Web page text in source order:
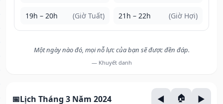
19h – 20h (Giờ Tuất) 21h – 22h (Giờ Hợi)
Một ngày nào đó, mọi nỗ lực của bạn sẽ được đền đáp.
— Khuyết danh
Lịch Tháng 3 Năm 2024